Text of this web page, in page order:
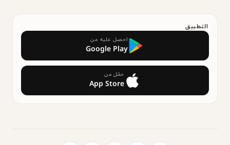
التطبيق
احصل عليه من
Google Play
حمّل من
App Store